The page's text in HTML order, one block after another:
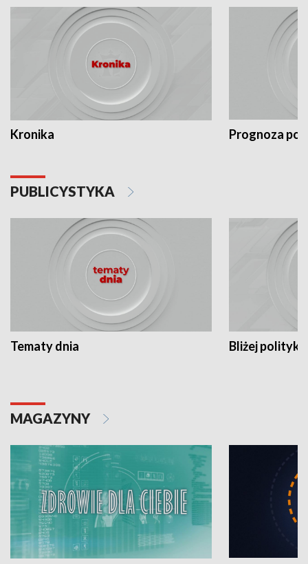
Kronika Prognoza
PUBLICYSTYKA
Tematy dnia Bliżej polityki
MAGAZYNY